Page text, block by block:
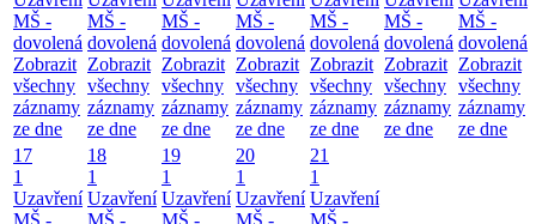
MŠ -
dovolená
Zobrazit
všechny
záznamy
ze dne
MŠ -
dovolená
Zobrazit
všechny
záznamy
ze dne
MŠ -
dovolená
Zobrazit
všechny
záznamy
ze dne
MŠ -
dovolená
Zobrazit
všechny
záznamy
ze dne
MŠ -
dovolená
Zobrazit
všechny
záznamy
ze dne
MŠ -
dovolená
Zobrazit
všechny
záznamy
ze dne
MŠ -
dovolená
Zobrazit
všechny
záznamy
ze dne
17
1
Uzavření
18
1
Uzavření
19
1
Uzavření
20
1
Uzavření
21
1
Uzavření